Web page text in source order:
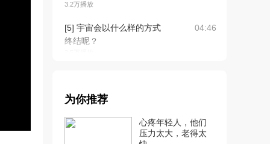
3.2万播放
[5] 宇宙会以什么样的方式
终结呢？
04:46
的科学
为你推荐
心疼年轻人，他们
压力太大，老得太